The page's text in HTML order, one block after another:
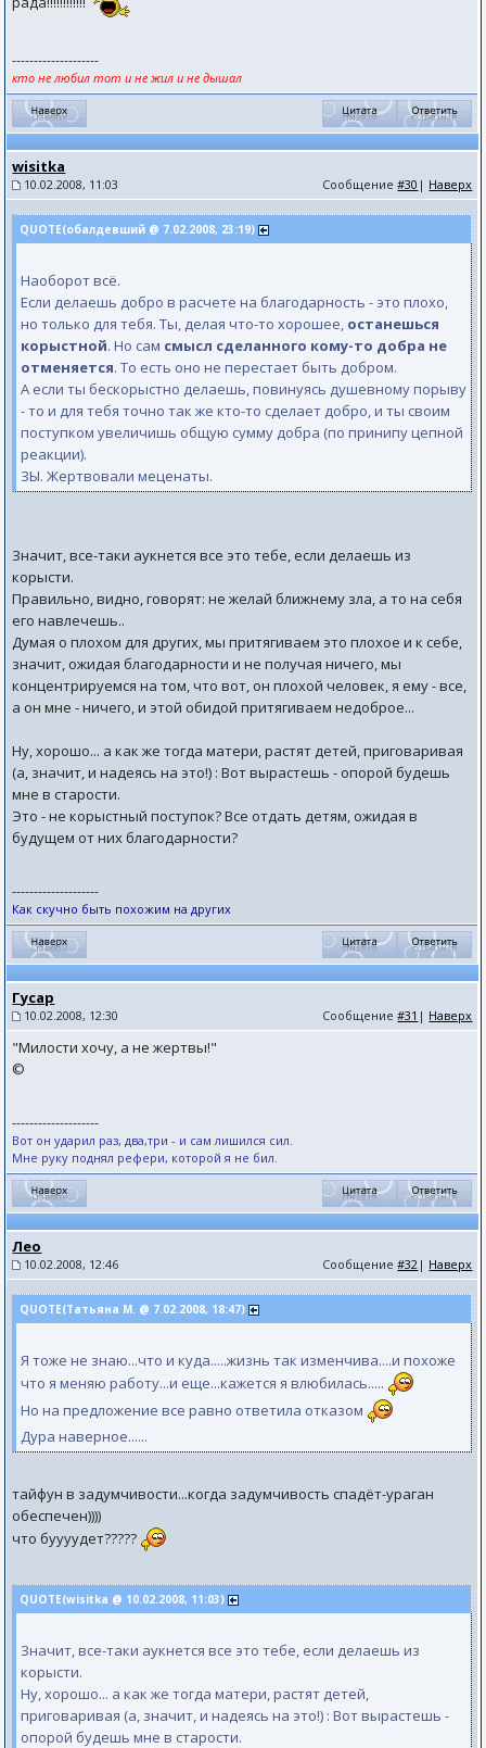
--------------------
кто не любил тот и не жил и не дышал
wisitka
10.02.2008, 11:03 Сообщение#30 | Наверх
QUOTE(обалдевший @ 7.02.2008, 23:19)
Наоборот всё.
Если делаешь добро в расчете на благодарность - это плохо,
но только для тебя. Ты, делая что-то хорошее, останешься
корыстной. Но сам смысл сделанного кому-то добра не
отменяется. То есть оно не перестает быть добром.
А если ты бескорыстно делаешь, повинуясь душевному порыву
- то и для тебя точно так же кто-то сделает добро, и ты своим
поступком увеличишь общую сумму добра (по принипу цепной
реакции).
ЗЫ. Жертвовали меценаты.
Значит, все-таки аукнется все это тебе, если делаешь из
корысти.
Правильно, видно, говорят: не желай ближнему зла, а то на себя
его навлечешь..
Думая о плохом для других, мы притягиваем это плохое и к себе,
значит, ожидая благодарности и не получая ничего, мы
концентрируемся на том, что вот, он плохой человек, я ему - все,
а он мне - ничего, и этой обидой притягиваем недоброе...
Ну, хорошо... а как же тогда матери, растят детей, приговаривая
(а, значит, и надеясь на это!) : Вот вырастешь - опорой будешь
мне в старости.
Это - не корыстный поступок? Все отдать детям, ожидая в
будущем от них благодарности?
--------------------
Как скучно быть похожим на других
Гусар
10.02.2008, 12:30 Сообщение#31 | Наверх
"Милости хочу, а не жертвы!"
©
--------------------
Вот он ударил раз, два,три - и сам лишился сил.
Мне руку поднял рефери, которой я не бил.
Лео
10.02.2008, 12:46 Сообщение#32 | Наверх
QUOTE(Татьяна М. @ 7.02.2008, 18:47)
Я тоже не знаю...что и куда.....жизнь так изменчива....и похоже
что я меняю работу...и еще...кажется я влюбилась.....
Но на предложение все равно ответила отказом
Дура наверное......
тайфун в задумчивости...когда задумчивость спадёт-ураган
обеспечен))))
что буууудет?????
QUOTE(wisitka @ 10.02.2008, 11:03)
Значит, все-таки аукнется все это тебе, если делаешь из
корысти.
Ну, хорошо... а как же тогда матери, растят детей,
приговаривая (а, значит, и надеясь на это!) : Вот вырастешь -
опорой будешь мне в старости.